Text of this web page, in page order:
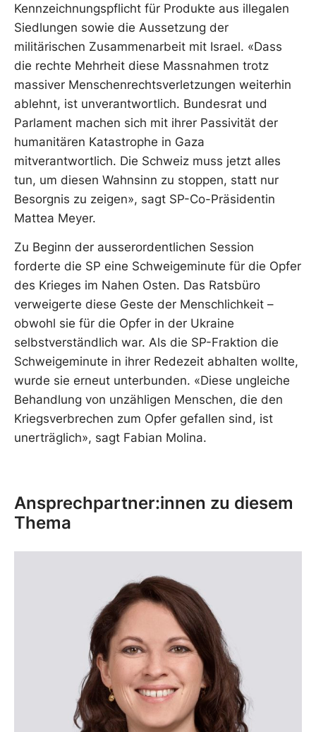
Kennzeichnungspflicht für Produkte aus illegalen
Siedlungen sowie die Aussetzung der
militärischen Zusammenarbeit mit Israel. «Dass
die rechte Mehrheit diese Massnahmen trotz
massiver Menschenrechtsverletzungen weiterhin
ablehnt, ist unverantwortlich. Bundesrat und
Parlament machen sich mit ihrer Passivität der
humanitären Katastrophe in Gaza
mitverantwortlich. Die Schweiz muss jetzt alles
tun, um diesen Wahnsinn zu stoppen, statt nur
Besorgnis zu zeigen», sagt SP-Co-Präsidentin
Mattea Meyer.
Zu Beginn der ausserordentlichen Session
forderte die SP eine Schweigeminute für die Opfer
des Krieges im Nahen Osten. Das Ratsbüro
verweigerte diese Geste der Menschlichkeit –
obwohl sie für die Opfer in der Ukraine
selbstverständlich war. Als die SP-Fraktion die
Schweigeminute in ihrer Redezeit abhalten wollte,
wurde sie erneut unterbunden. «Diese ungleiche
Behandlung von unzähligen Menschen, die den
Kriegsverbrechen zum Opfer gefallen sind, ist
unerträglich», sagt Fabian Molina.
Ansprechpartner:innen zu diesem
Thema